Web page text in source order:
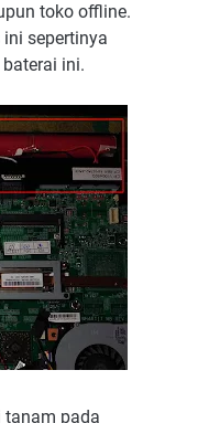
toko offline.
sepertinya
ini.
pada